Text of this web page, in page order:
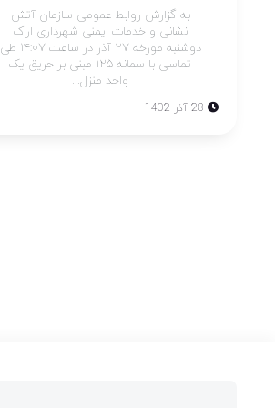
به گزارش روابط عمومی سازمان آتش
نشانی و خدمات ایمنی شهرداری اراک
دوشنبه مورخه ۲۷ آذر در ساعت ۱۴:۰۷ طی
تماسی با سمانه ۱۲۵ مبنی بر حریق یک
واحد منزل...